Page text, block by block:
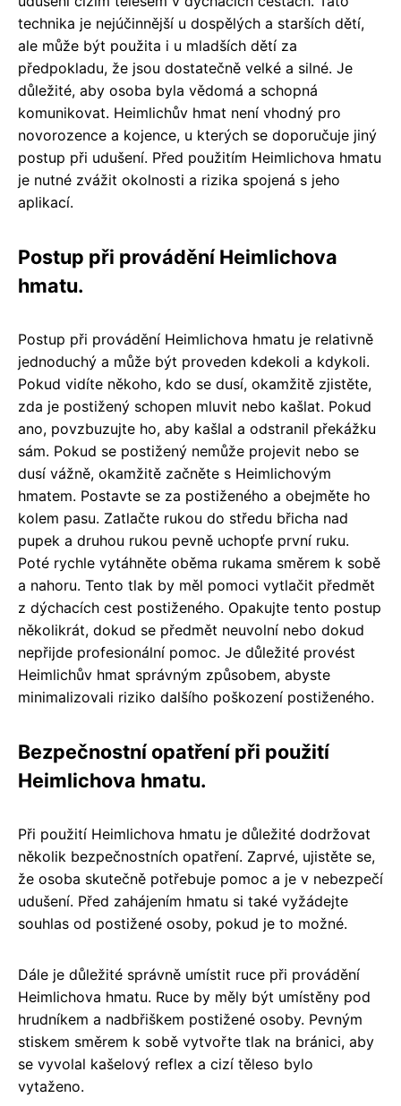
technika je nejúčinnější u dospělých a starších dětí,
ale může být použita i u mladších dětí za
předpokladu, že jsou dostatečně velké a silné. Je
důležité, aby osoba byla vědomá a schopná
komunikovat. Heimlichův hmat není vhodný pro
novorozence a kojence, u kterých se doporučuje jiný
postup při udušení. Před použitím Heimlichova hmatu
je nutné zvážit okolnosti a rizika spojená s jeho
aplikací.
Postup při provádění Heimlichova
hmatu.
Postup při provádění Heimlichova hmatu je relativně
jednoduchý a může být proveden kdekoli a kdykoli.
Pokud vidíte někoho, kdo se dusí, okamžitě zjistěte,
zda je postižený schopen mluvit nebo kašlat. Pokud
ano, povzbuzujte ho, aby kašlal a odstranil překážku
sám. Pokud se postižený nemůže projevit nebo se
dusí vážně, okamžitě začněte s Heimlichovým
hmatem. Postavte se za postiženého a obejměte ho
kolem pasu. Zatlačte rukou do středu břicha nad
pupek a druhou rukou pevně uchopťe první ruku.
Poté rychle vytáhněte oběma rukama směrem k sobě
a nahoru. Tento tlak by měl pomoci vytlačit předmět
z dýchacích cest postiženého. Opakujte tento postup
několikrát, dokud se předmět neuvolní nebo dokud
nepřijde profesionální pomoc. Je důležité provést
Heimlichův hmat správným způsobem, abyste
minimalizovali riziko dalšího poškození postiženého.
Bezpečnostní opatření při použití
Heimlichova hmatu.
Při použití Heimlichova hmatu je důležité dodržovat
několik bezpečnostních opatření. Zaprvé, ujistěte se,
že osoba skutečně potřebuje pomoc a je v nebezpečí
udušení. Před zahájením hmatu si také vyžádejte
souhlas od postižené osoby, pokud je to možné.
Dále je důležité správně umístit ruce při provádění
Heimlichova hmatu. Ruce by měly být umístěny pod
hrudníkem a nadbřiškem postižené osoby. Pevným
stiskem směrem k sobě vytvořte tlak na bránici, aby
se vyvolal kašelový reflex a cizí těleso bylo
vytaženo.